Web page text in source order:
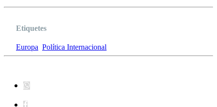
Etiquetes
Europa Política Internacional